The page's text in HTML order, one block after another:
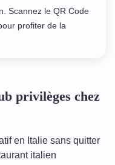
Scannez le QR Code
profiter de la
privilèges chez
en Italie sans quitter
italien